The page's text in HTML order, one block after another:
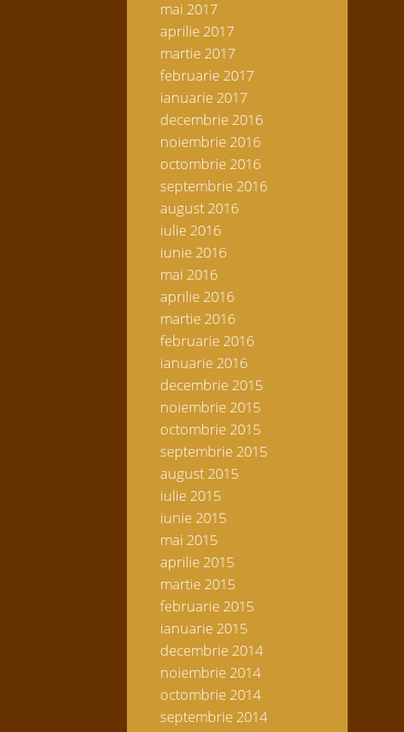
mai 2017
aprilie 2017
martie 2017
februarie 2017
ianuarie 2017
decembrie 2016
noiembrie 2016
octombrie 2016
septembrie 2016
august 2016
iulie 2016
iunie 2016
mai 2016
aprilie 2016
martie 2016
februarie 2016
ianuarie 2016
decembrie 2015
noiembrie 2015
octombrie 2015
septembrie 2015
august 2015
iulie 2015
iunie 2015
mai 2015
aprilie 2015
martie 2015
februarie 2015
ianuarie 2015
decembrie 2014
noiembrie 2014
octombrie 2014
septembrie 2014